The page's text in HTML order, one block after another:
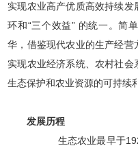
实现农业高产优质高效持续
环和“三个效益” 的统一。简
华，借鉴现代农业的生产经营
实现农业经济系统、农村社
生态保护和农业资源的可持续
发展历程
生态农业最早于1924